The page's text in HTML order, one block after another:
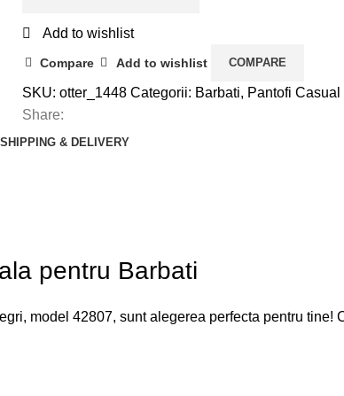
lei699,00.
Add to wishlist
Compare Add to wishlist COMPARE
SKU: otter_1448 Categorii: Barbati, Pantofi Casual
Share:
SHIPPING & DELIVERY
pentru Barbati
model 42807, sunt alegerea perfecta pentru tine!